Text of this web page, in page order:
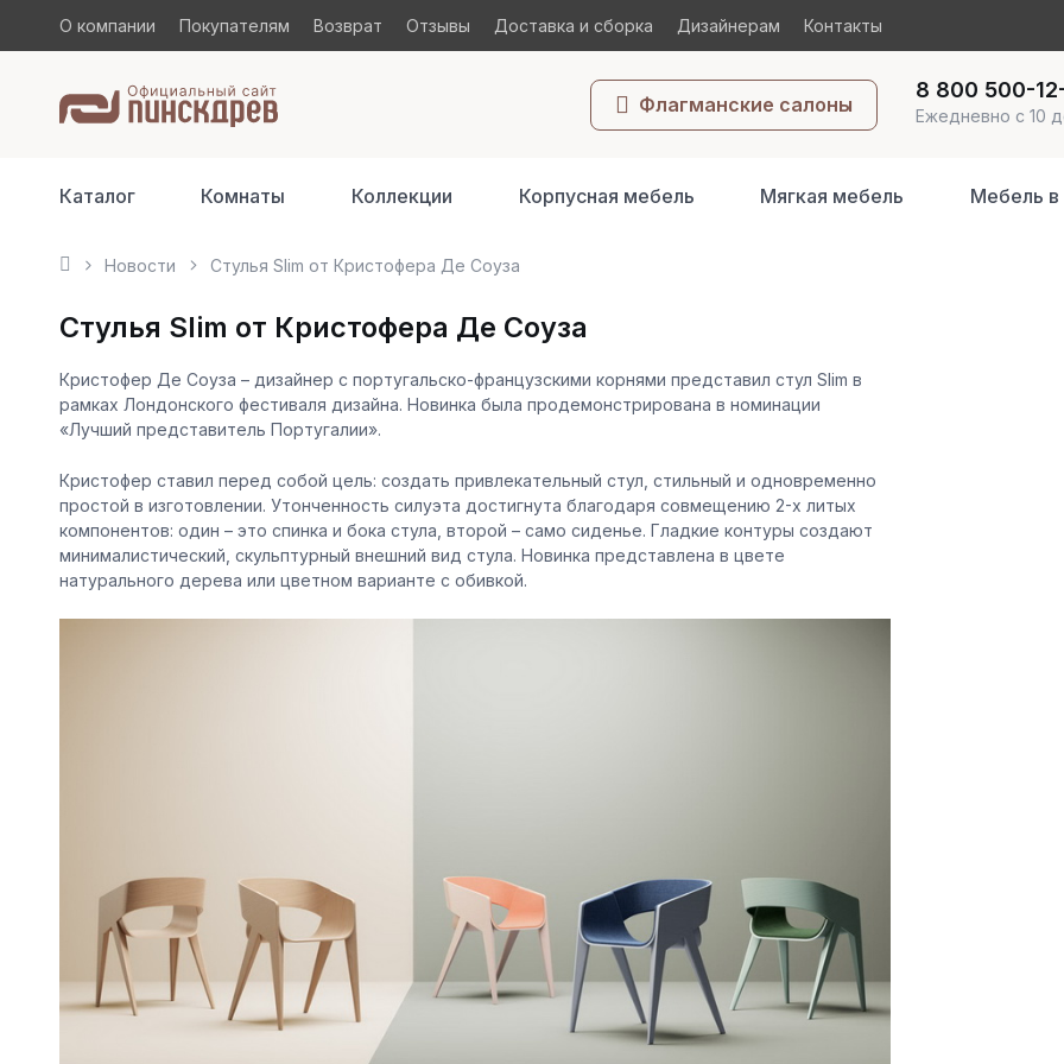
О компании Покупателям Возврат Отзывы Доставка и сборка Дизайнерам Контакты
Флагманские салоны
8 800 500-
Ежедневно с 10
Каталог Комнаты Коллекции Корпусная мебель Мягкая мебель Мебель в
Новости Стулья Slim от Кристофера Де Соуза
Стулья Slim от Кристофера Де Соуза
Кристофер Де Соуза – дизайнер с португальско-французскими корнями представил стул Slim в
рамках Лондонского фестиваля дизайна. Новинка была продемонстрирована в номинации
«Лучший представитель Португалии».
Кристофер ставил перед собой цель: создать привлекательный стул, стильный и одновременно
простой в изготовлении. Утонченность силуэта достигнута благодаря совмещению 2-х литых
компонентов: один – это спинка и бока стула, второй – само сиденье. Гладкие контуры создают
минималистический, скульптурный внешний вид стула. Новинка представлена в цвете
натурального дерева или цветном варианте с обивкой.